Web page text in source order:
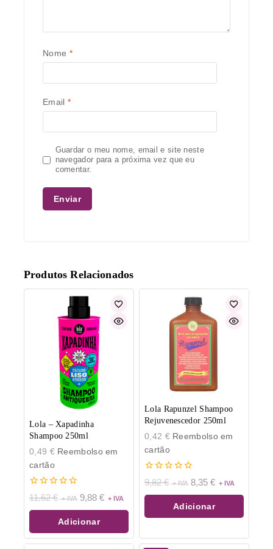
Nome *
Email *
Guardar o meu nome, email e site neste
navegador para a próxima vez que eu
comentar.
Produtos Relacionados
Lola – Xapadinha
Shampoo 250ml
0,49 €Reembolso em
cartão
0
de
5
11,62€ 9,88 €
Adicionar
Lola Rapunzel Shampoo
Rejuvenescedor 250ml
0,42 €Reembolso em
cartão
0
de
5
9,82€ 8,35 €
Adicionar